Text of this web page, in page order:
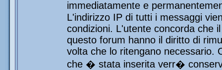
immediatamente e
L'indirizzo IP di tutti i messaggi
condizioni. L'utente concorda che
questo forum hanno il diritto di
volta che lo ritengano necessario.
che � stata inserita verr�